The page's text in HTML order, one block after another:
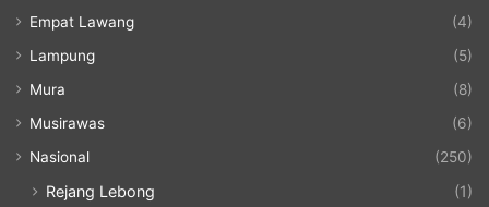
Empat Lawang
(4)
Lampung
(5)
Mura
(8)
Musirawas
(6)
Nasional
(250)
Rejang Lebong (1)